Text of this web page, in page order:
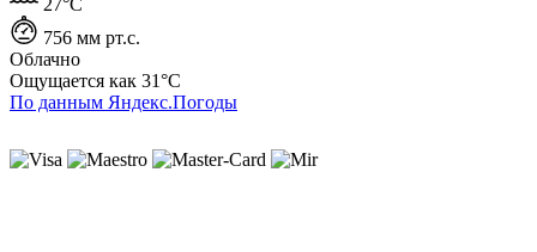
756 мм рт.с.
Облачно
Ощущается как 31°C
По данным Яндекс.Погоды